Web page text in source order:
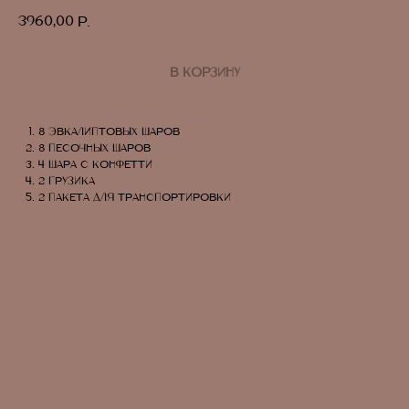
3960,00 р.
В КОРЗИНУ
8 эвкалиптовых шаров
8 песочных шаров
4 шара с конфетти
2 грузика
2 пакета для транспортировки